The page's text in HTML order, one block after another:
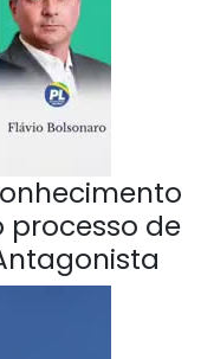
processo de